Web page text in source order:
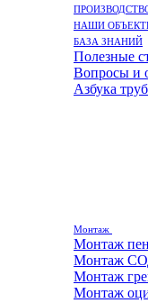
НАШИ
БАЗА ЗНАНИЙ
Полезные
Вопросы и
Азбука
Монтаж
Монтаж
Монтаж
Монтаж
Монтаж